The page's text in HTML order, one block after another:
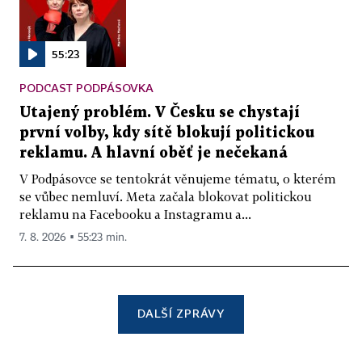
55:23
PODCAST PODPÁSOVKA
Utajený problém. V Česku se chystají
první volby, kdy sítě blokují politickou
reklamu. A hlavní oběť je nečekaná
V Podpásovce se tentokrát věnujeme tématu, o kterém
se vůbec nemluví. Meta začala blokovat politickou
reklamu na Facebooku a Instagramu a...
7. 8. 2026 ▪ 55:23 min.
DALŠÍ ZPRÁVY